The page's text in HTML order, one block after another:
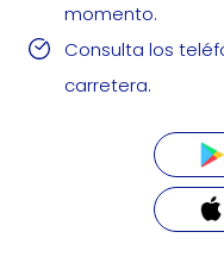
momento.
Consulta los
carretera.